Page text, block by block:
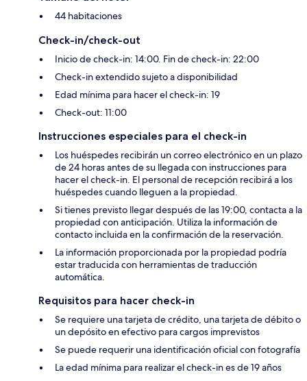
44 habitaciones
Check-in/check-out
Inicio de check-in: 14:00. Fin de check-in: 22:00
Check-in extendido sujeto a disponibilidad
Edad mínima para hacer el check-in: 19
Check-out: 11:00
Instrucciones especiales para el check-in
Los huéspedes recibirán un correo electrónico en un plazo
de 24 horas antes de su llegada con instrucciones para
hacer el check-in. El personal de recepción recibirá a los
huéspedes cuando lleguen a la propiedad.
Si tienes previsto llegar después de las 19:00, contacta a la
propiedad con anticipación. Utiliza la información de
contacto incluida en la confirmación de la reservación.
La información proporcionada por la propiedad podría
estar traducida con herramientas de traducción
automática.
Requisitos para hacer check-in
Se requiere una tarjeta de crédito, una tarjeta de débito o
un depósito en efectivo para cargos imprevistos
Se puede requerir una identificación oficial con fotografía
La edad mínima para realizar el check-in es de 19 años